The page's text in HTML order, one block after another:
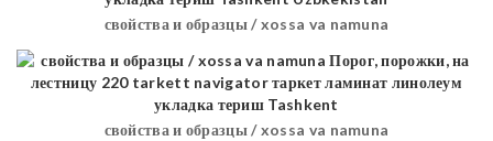
свойства и образцы / xossa va namuna
свойства и образцы / xossa va namuna